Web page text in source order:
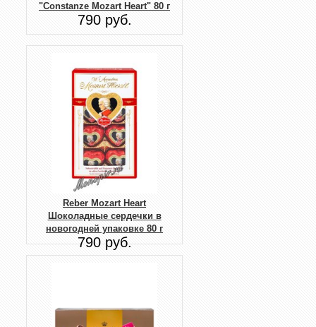
"Constanze Mozart Heart" 80 г
790 руб.
Reber Mozart Heart
Шоколадные сердечки в
новогодней упаковке 80 г
790 руб.